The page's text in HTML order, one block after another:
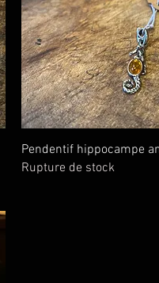
Aperçu
Pendentif hippocampe
Rupture de stock